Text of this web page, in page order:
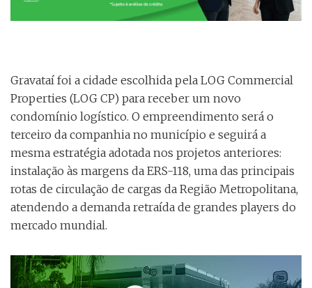
Gravataí foi a cidade escolhida pela LOG Commercial
Properties (LOG CP) para receber um novo
condomínio logístico. O empreendimento será o
terceiro da companhia no município e seguirá a
mesma estratégia adotada nos projetos anteriores:
instalação às margens da ERS-118, uma das principais
rotas de circulação de cargas da Região Metropolitana,
atendendo a demanda retraída de grandes players do
mercado mundial.